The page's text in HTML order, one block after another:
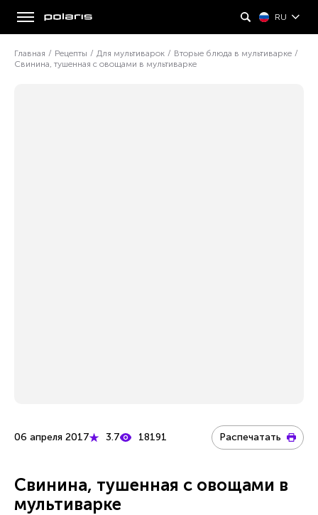
RU
Главная / Рецепты / Для мультиварок / Вторые блюда в мультиварке /
Свинина, тушенная с овощами в мультиварке
06 апреля 2017 3.7 18191 Распечатать
Свинина, тушенная с овощами в
мультиварке